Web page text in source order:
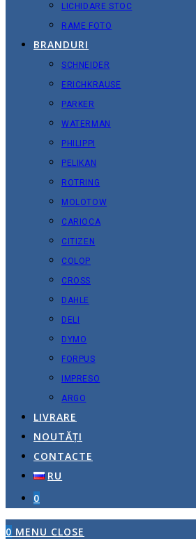
LICHIDARE STOC
RAME FOTO
BRANDURI
SCHNEIDER
ERICHKRAUSE
PARKER
WATERMAN
PHILIPPI
PELIKAN
ROTRING
MOLOTOW
CARIOCA
CITIZEN
COLOP
CROSS
DAHLE
DELI
DYMO
FORPUS
IMPRESO
ARGO
LIVRARE
NOUTĂȚI
CONTACTE
RU
0
0 MENU CLOSE